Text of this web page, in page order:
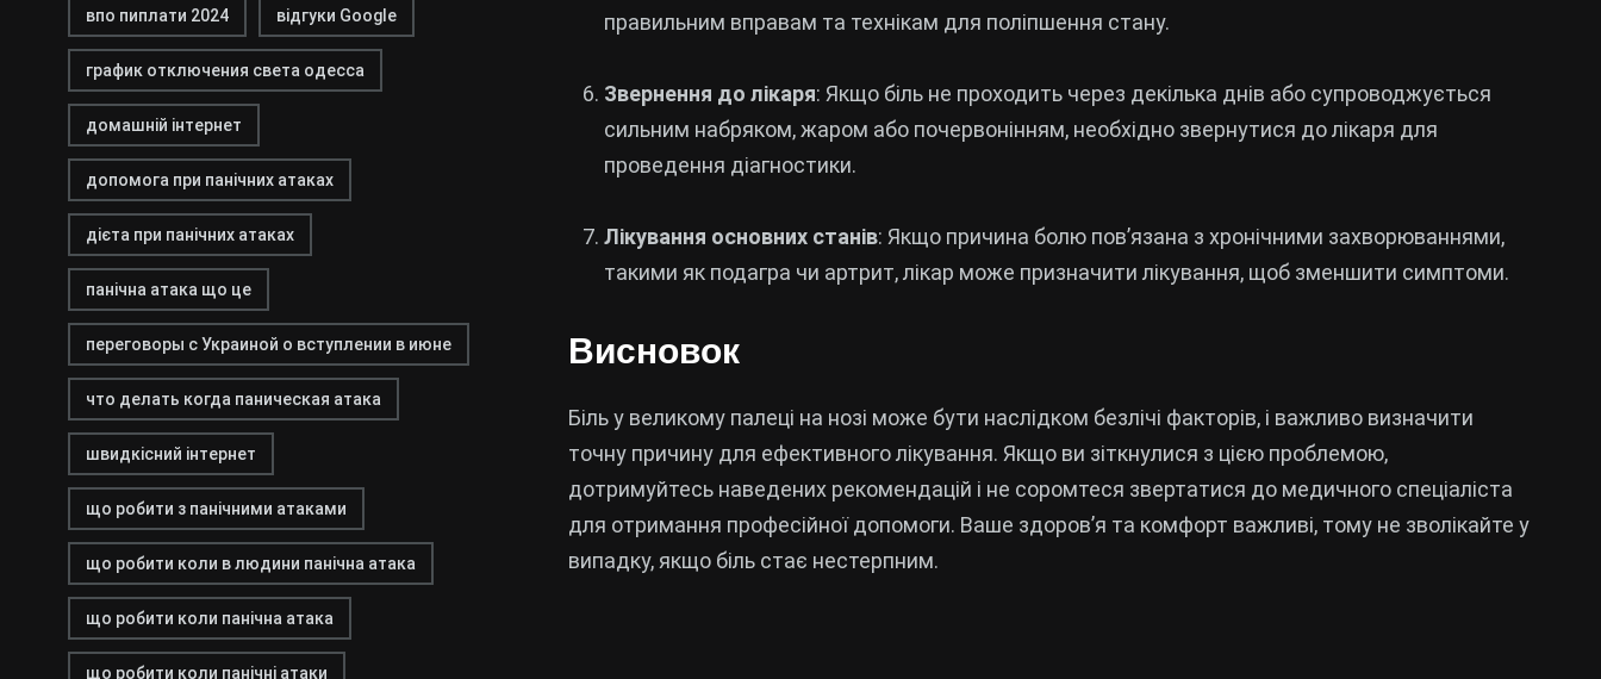
впо пиплати 2024 відгуки Google
график отключения света одесса
домашній інтернет
допомога при панічних атаках
дієта при панічних атаках
панічна атака що це
переговоры с Украиной о вступлении в июне
что делать когда паническая атака
швидкісний інтернет
що робити з панічними атаками
що робити коли в людини панічна атака
що робити коли панічна атака
що робити коли панічні атаки
правильним вправам та технікам для поліпшення стану.
Звернення до лікаря: Якщо біль не проходить через декілька днів або супроводжується
сильним набряком, жаром або почервонінням, необхідно звернутися до лікаря для
проведення діагностики.
Лікування основних станів: Якщо причина болю пов’язана з хронічними захворюваннями,
такими як подагра чи артрит, лікар може призначити лікування, щоб зменшити симптоми.
Висновок
Біль у великому палеці на нозі може бути наслідком безлічі факторів, і важливо визначити
точну причину для ефективного лікування. Якщо ви зіткнулися з цією проблемою,
дотримуйтесь наведених рекомендацій і не соромтеся звертатися до медичного спеціаліста
для отримання професійної допомоги. Ваше здоров’я та комфорт важливі, тому не зволікайте у
випадку, якщо біль стає нестерпним.